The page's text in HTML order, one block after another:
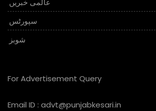
عالمی خبریں
سپورٹس
شوبز
For Advertisement Query
Email ID : advt@punjabkesari.in